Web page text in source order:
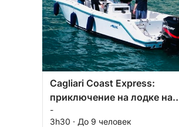
Cagliari Coast Express:
приключение на лодке на
полдня
-
3h30 · До 9 человек